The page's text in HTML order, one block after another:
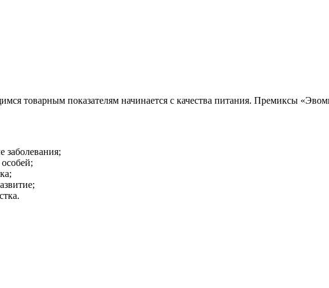
товарным показателям начинается с качества питания. Премиксы